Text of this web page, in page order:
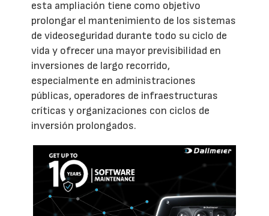
esta ampliación tiene como objetivo
prolongar el mantenimiento de los sistemas
de videoseguridad durante todo su ciclo de
vida y ofrecer una mayor previsibilidad en
inversiones de largo recorrido,
especialmente en administraciones
públicas, operadores de infraestructuras
críticas y organizaciones con ciclos de
inversión prolongados.